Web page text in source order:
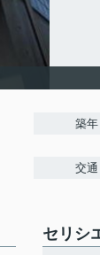
築年
交通
セリシ